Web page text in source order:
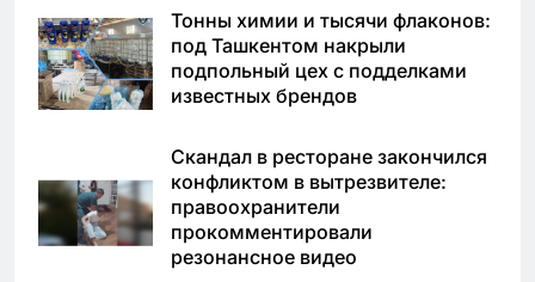
Тонны химии и тысячи флаконов:
под Ташкентом накрыли
подпольный цех с подделками
известных брендов
Скандал в ресторане закончился
конфликтом в вытрезвителе:
правоохранители
прокомментировали
резонансное видео